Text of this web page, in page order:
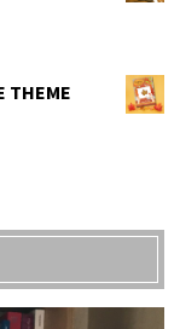
THEME